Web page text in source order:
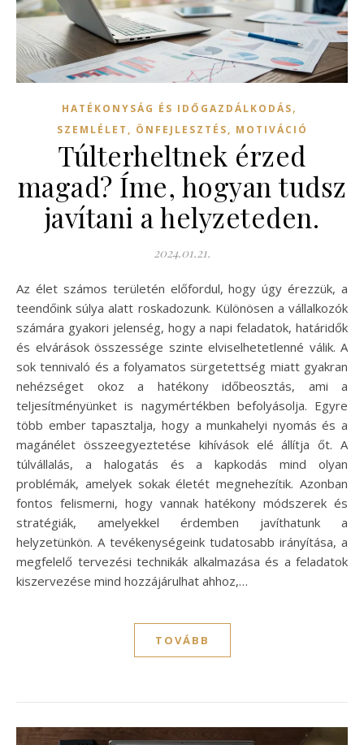
HATÉKONYSÁG ÉS IDŐGAZDÁLKODÁS,
SZEMLÉLET, ÖNFEJLESZTÉS, MOTIVÁCIÓ
Túlterheltnek érzed
magad? Íme, hogyan tudsz
javítani a helyzeteden.
2024.01.21.
Az élet számos területén előfordul, hogy úgy érezzük, a
teendőink súlya alatt roskadozunk. Különösen a vállalkozók
számára gyakori jelenség, hogy a napi feladatok, határidők
és elvárások összessége szinte elviselhetetlenné válik. A
sok tennivaló és a folyamatos sürgetettség miatt gyakran
nehézséget okoz a hatékony időbeosztás, ami a
teljesítményünket is nagymértékben befolyásolja. Egyre
több ember tapasztalja, hogy a munkahelyi nyomás és a
magánélet összeegyeztetése kihívások elé állítja őt. A
túlvállalás, a halogatás és a kapkodás mind olyan
problémák, amelyek sokak életét megnehezítik. Azonban
fontos felismerni, hogy vannak hatékony módszerek és
stratégiák, amelyekkel érdemben javíthatunk a
helyzetünkön. A tevékenységeink tudatosabb irányítása, a
megfelelő tervezési technikák alkalmazása és a feladatok
kiszervezése mind hozzájárulhat ahhoz,…
TOVÁBB